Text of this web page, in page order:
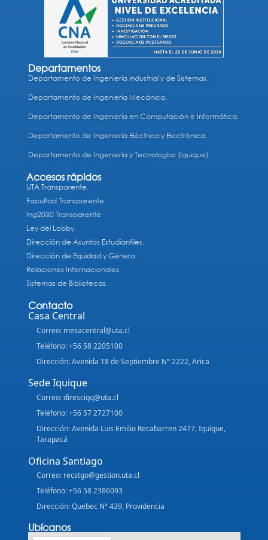
Departamentos
Departamento de Ingeniería industrial y de Sistemas.
Departamento de Ingeniería Mecánica.
Departamento de Ingeniería en Computación e Informática.
Departamento de Ingeniería Eléctrica y Electrónica.
Departamento de Ingeniería y Tecnologías (Iquique).
Accesos rápidos
UTA Transparente.
Facultad Transparente
Ing2030 Transparente
Ley del Lobby.
Dirección de Asuntos Estudiantiles.
Dirección de Equidad y Género.
Relaciones Internacionales.
Sistemas de Bibliotecas.
Contacto
Casa Central
Correo: mesacentral@uta.cl
Teléfono: +56 58 2205100
Dirección: Avenida 18 de Septiembre N° 2222, Arica
Sede Iquique
Correo: diresciqq@uta.cl
Teléfono: +56 57 2727100
Dirección: Avenida Luis Emilio Recabarren 2477, Iquique,
Tarapacá
Oficina Santiago
Correo: recstgo@gestion.uta.cl
Teléfono: +56 58 2386093
Dirección: Quebec N° 439, Providencia
Ubícanos